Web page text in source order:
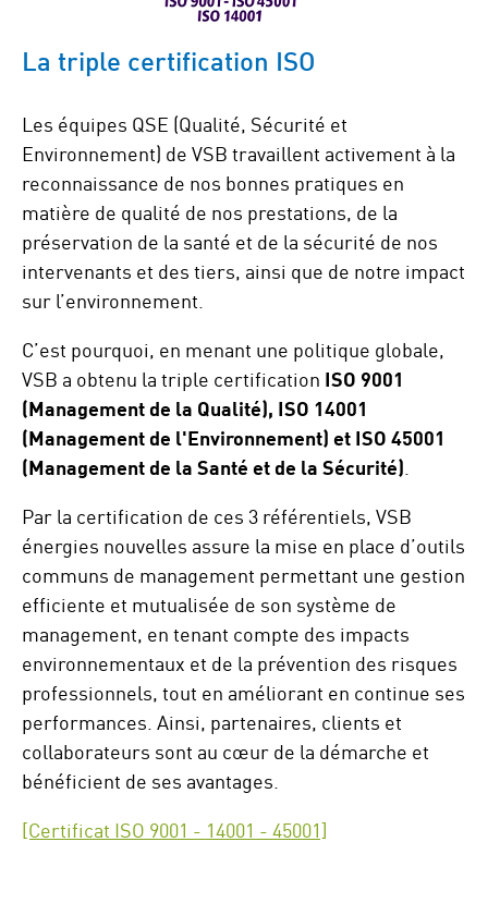
La triple certification ISO
Les équipes QSE (Qualité, Sécurité et
Environnement) de VSB travaillent activement à la
reconnaissance de nos bonnes pratiques en
matière de qualité de nos prestations, de la
préservation de la santé et de la sécurité de nos
intervenants et des tiers, ainsi que de notre impact
sur l’environnement.
C’est pourquoi, en menant une politique globale,
VSB a obtenu la triple certification ISO 9001
(Management de la Qualité), ISO 14001
(Management de l'Environnement) et ISO 45001
(Management de la Santé et de la Sécurité)
Par la certification de ces 3 référentiels, VSB
énergies nouvelles assure la mise en place d’outils
communs de management permettant une gestion
efficiente et mutualisée de son système de
management, en tenant compte des impacts
environnementaux et de la prévention des risques
professionnels, tout en améliorant en continue ses
performances. Ainsi, partenaires, clients et
collaborateurs sont au cœur de la démarche et
bénéficient de ses avantages.
[Certificat ISO 9001 - 14001 - 45001]